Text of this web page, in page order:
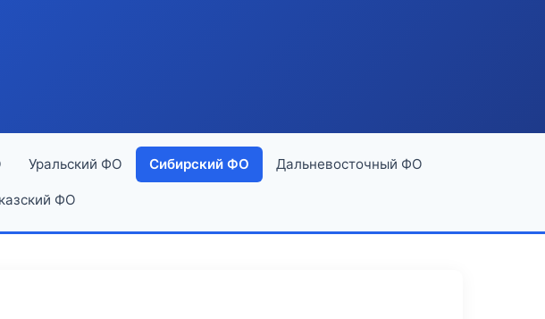
Уральский ФО Сибирский ФО Дальневосточный ФО
ФО